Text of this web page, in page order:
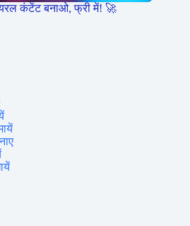
कंटेंट बनाओ, फ्री में! 🚀